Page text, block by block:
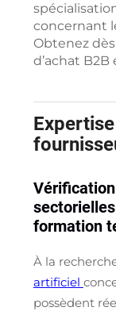
Contact
concernant
Obtenez
d’achat B2B
formation
À la
artificiel
possèdent